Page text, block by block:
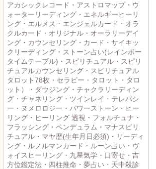
アカシックレコード・アストロマップ・ウ
ォーターリーディング・エネルギーヒーリ
ング・エルメス・エンジェルカード・オラ
クルカード・オリジナル・オーラリーデイ
ング・カウンセリング・カード・サイキッ
クリーディング・ストーン占い(レインボー
タイムテーブル)・スピリチュアル・スピリ
チュアルカウンセリング・スピリチュアル
タロット78枚・セラピー・タロット・タロ
ット）・ダウジング・チャクラリーディン
グ・チャネリング・ツインレイ・テレパシ
ー・ヌメロロジー・パワーストーン・ヒー
リング・ヒーリング 透視・フォルチュナ・
フラッシング・ペンデュラム・マナスピリ
チュアル・マヤ歴(生年月日必須)・リーディ
ング・ルノルマンカード・ルーン占い・ヴ
ォイスヒーリング・九星気学・口寄せ・吉
方位鑑定法・四柱推命・夢占い・天中殺診